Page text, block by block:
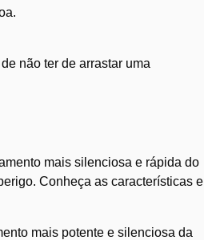
não ter de arrastar uma
mais silenciosa e rápida do
Conheça as características e
mais potente e silenciosa da